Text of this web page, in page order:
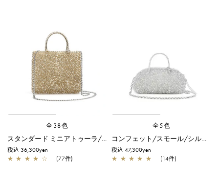
全38色
スタンダード ミニアトゥーラ/シルバーゴールド
税込 36,300yen
★ ★ ★ ★ ☆ (77件)
全5色
コンフェット/スモール/シルバー
税込 47,300yen
★ ★ ★ ★ ★ (14件)